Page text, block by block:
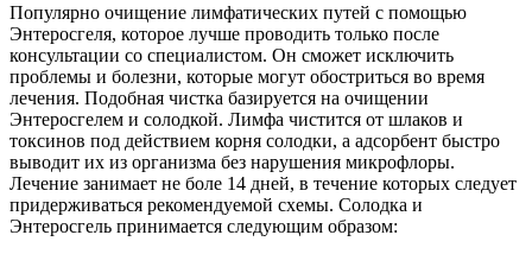
Популярно очищение лимфатических путей с помощью
Энтеросгеля, которое лучше проводить только после
консультации со специалистом. Он сможет исключить
проблемы и болезни, которые могут обостриться во время
лечения. Подобная чистка базируется на очищении
Энтеросгелем и солодкой. Лимфа чистится от шлаков и
токсинов под действием корня солодки, а адсорбент быстро
выводит их из организма без нарушения микрофлоры.
Лечение занимает не боле 14 дней, в течение которых следует
придерживаться рекомендуемой схемы. Солодка и
Энтеросгель принимается следующим образом: